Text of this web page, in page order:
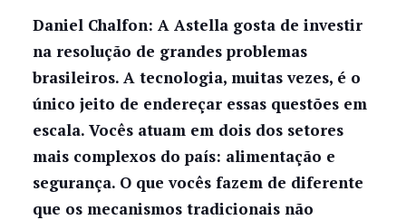
Daniel Chalfon: A Astella gosta de investir
na resolução de grandes problemas
brasileiros. A tecnologia, muitas vezes, é o
único jeito de endereçar essas questões em
escala. Vocês atuam em dois dos setores
mais complexos do país: alimentação e
segurança. O que vocês fazem de diferente
que os mecanismos tradicionais não